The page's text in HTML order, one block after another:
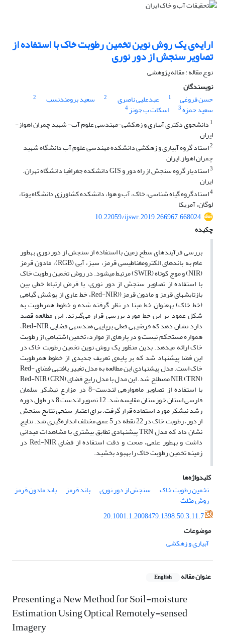
ارایه‌ی یک روش نوین تخمین رطوبت خاک با استفاده از
تصاویر سنجش از دور نوری
نوع مقاله : مقاله پژوهشی
نویسندگان
حسن فروغی
1 عبدعلیی ناصری 2 سعید برومندنسب 2
سعید حمزه3 اسکات ب جونز4
1 دانشجوی دکتری آبیاری و زهکشی-مهندسی علوم آب- شهید چمران اهواز-
ایران
2استاد گروه آبیاری و زهکشی دانشکده مهندسی علوم آب دانشگاه شهید
چمران اهواز.ایران
3 استادیار گروه سنجش از راه دور و GIS دانشکده جغرافیا دانشگاه تهران.
ایران
4استادگروه گیاه شناسی، خاک، آب و هوا، دانشکده کشاورزی دانشگاه یوتا،
لوگان، آمریکا
10.22059/ijswr.2019.266967.668024
چکیده
بررسی فرآیندهای سطح زمین با استفاده از سنجش از دور نوری به­طور
عام به باند­های الکترومغناطیسی قرمز، سبز، آبی (RGB)، مادون قرمز
(NIR) و موج کوتاه (SWIR) مرتبط می­شود. در روش تخمین رطوبت خاک
با استفاده از تصاویر سنجش از دور نوری، با فرض ارتباط خطی بین
بازتابش­های قرمز و مادون قرمز ((Red-NIR، خط عاری از پوشش گیاهی
(خط خاک) به­عنوان خط مبنا در نظر گرفته شده و خطوط هم­رطوبت به
شکل عمود بر این خط مورد بررسی قرار می‌گیرند. این مطالعه قصد
دارد نشان دهد که فرضیه­ی فعلی برپایه­ی هندسه­ی فضایی Red-NIR،
همواره مستحکم نیست و در پاره­ای از موارد، تخمین اشتباهی از رطوبت
خاک ارائه می­دهد. بدین منظور یک روش نوین تخمین رطوبت خاک در
این فضا پیشنهاد شد که بر پایه‌ی تعریف جدیدی از خطوط هم­رطوبت
خاک است. مدل پیشنهادی این مطالعه به مدل تغییر یافته­ی فضای Red-
NIR (TRN) مصطلح شد. این مدل با مدل رایج فضای Red-NIR (CRN)
با استفاده از تصاویر ماهواره­ی لندست-8 در مزارع نیشکر سلمان
فارسی استان خوزستان مقایسه شد. 12 تصویر لندست 8 در طول دوره
رشد نیشکر مورد استفاده قرار گرفت. برای اعتبار سنجی نتایج سنجش
از دور، رطوبت خاک در 22 نقطه در 5 عمق مختلف اندازه‌گیری شد. نتایج
نشان داد که مدل TRN پیشنهادی تطابق بیشتری با مشاهدات میدانی
داشت و به­طور علمی، صحت و دقت استفاده از فضای Red-NIR در
زمینه تخمین رطوبت خاک را بهبود بخشید.
کلیدواژه‌ها
تخمین رطوبت خاک
سنجش از دور نوری باند قرمز باند مادون قرمز
روش مثلث
20.1001.1.2008479.1398.50.3.11.7
موضوعات
آبیاری و زهکشی
عنوان مقاله English
Presenting a New Method for Soil-moisture
Estimation Using Optical Remotely-sensed
Imagery